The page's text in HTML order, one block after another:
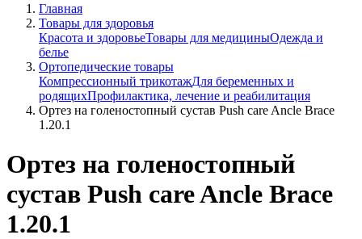
Главная
Товары для здоровья
Красота и здоровьеТовары для медициныОдежда и
белье
Ортопедические товары
Компрессионный трикотажДля беременных и
родящихПрофилактика, лечение и реабилитация
Ортез на голеностопный сустав Push care Ancle Brace
1.20.1
Ортез на голеностопный
сустав Push care Ancle Brace
1.20.1